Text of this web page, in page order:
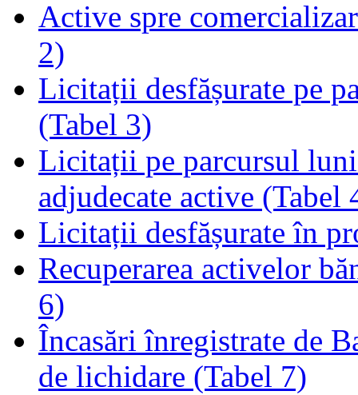
Active spre
2)
Licitații desfășurate pe
(Tabel 3)
Licitații pe parcursul
adjudecate active (Tabel
Licitații desfășurate în
Recuperarea activelor
6)
Încasări înregistrate de
de lichidare (Tabel 7)